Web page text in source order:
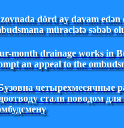
dörd ay davam
müraciətə səbəb
month drainage works in
an appeal to the
четырехмесячные
стали поводом